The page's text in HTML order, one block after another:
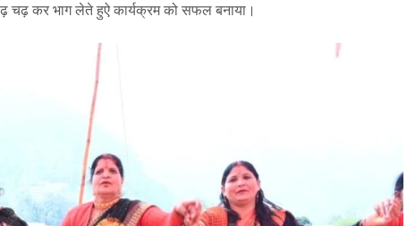
चढ़ कर भाग लेते हुऐ कार्यक्रम को सफल बनाया।